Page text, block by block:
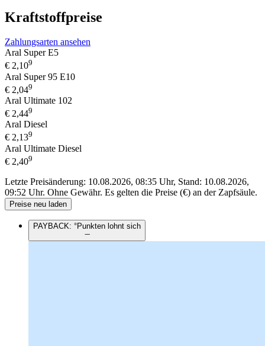
Kraftstoffpreise
Zahlungsarten ansehen
Aral Super E5
€ 2,109
Aral Super 95 E10
€ 2,049
Aral Ultimate 102
€ 2,449
Aral Diesel
€ 2,139
Aral Ultimate Diesel
€ 2,409
Letzte Preisänderung: 10.08.2026, 08:35 Uhr, Stand: 10.08.2026,
09:52 Uhr. Ohne Gewähr. Es gelten die Preise (€) an der Zapfsäule.
Preise neu laden
PAYBACK: °Punkten lohnt sich